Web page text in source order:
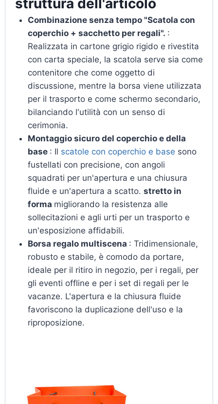
struttura dell'articolo
Combinazione senza tempo "Scatola con
coperchio + sacchetto per regali". :
Realizzata in cartone grigio rigido e rivestita
con carta speciale, la scatola serve sia come
contenitore che come oggetto di
discussione, mentre la borsa viene utilizzata
per il trasporto e come schermo secondario,
bilanciando l'utilità con un senso di
cerimonia.
Montaggio sicuro del coperchio e della
base : Il scatole con coperchio e base sono
fustellati con precisione, con angoli
squadrati per un'apertura e una chiusura
fluide e un'apertura a scatto. stretto in
forma migliorando la resistenza alle
sollecitazioni e agli urti per un trasporto e
un'esposizione affidabili.
Borsa regalo multiscena : Tridimensionale,
robusto e stabile, è comodo da portare,
ideale per il ritiro in negozio, per i regali, per
gli eventi offline e per i set di regali per le
vacanze. L'apertura e la chiusura fluide
favoriscono la duplicazione dell'uso e la
riproposizione.